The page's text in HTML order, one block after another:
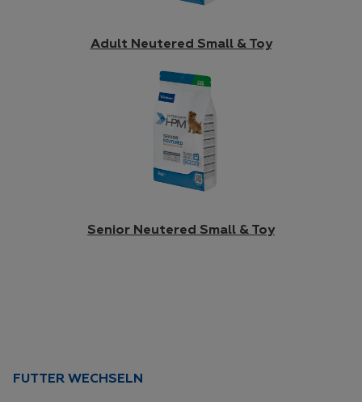
Adult Neutered Small & Toy
Senior Neutered Small & Toy
FUTTER WECHSELN